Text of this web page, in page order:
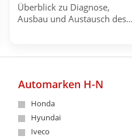
Überblick zu Diagnose,
Ausbau und Austausch des
Automarken H-N
Honda
Hyundai
Iveco